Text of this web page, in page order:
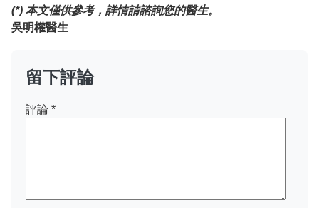
(*) 本文僅供參考，詳情請諮詢您的醫生。
吳明權醫生
留下評論
評論 *